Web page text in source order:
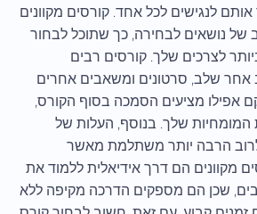
לנגישים לכל אחד. קורסים מקוונים
של נושאים לבחירה, כך שתוכל לבחור
לצרכים שלך. קורסים רבים
שלב, סרטונים ומשאבים אחרים
אפילו מציעים הסמכה בסוף הקורס,
המומחיות שלך. בנוסף, העלות של
לרוב הרבה יותר משתלמת מאשר
מקוונים הם דרך אידיאלית ללמוד את
שכן הם מספקים הדרכה מקיפה ללא